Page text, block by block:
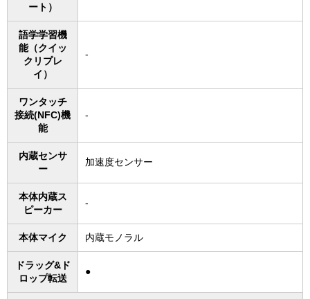
ート）
語学学習機
能（クイッ
クリプレ
イ）
-
ワンタッチ
接続(NFC)機
能
-
内蔵センサ
ー
加速度センサー
本体内蔵ス
ピーカー
-
本体マイク 内蔵モノラル
ドラッグ&ド
ロップ転送
●